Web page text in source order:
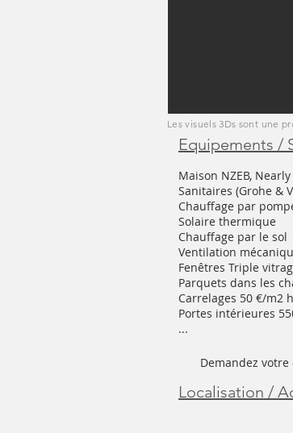
Les visuels 3Ds sont une
Equipements /
Maison NZEB,
Sanitaires (Grohe &
Chauffage par
Solaire thermique
Chauffage par le sol
Ventilation
Fenêtres Triple
Parquets dans les
Carrelages 50 €/m2
Portes intérieures
...
Demandez
Localisation /